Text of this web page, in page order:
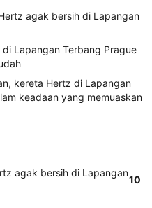
agak bersih di Lapangan
Lapangan Terbang Prague
kereta Hertz di Lapangan
keadaan yang memuaskan
agak bersih di Lapangan
10